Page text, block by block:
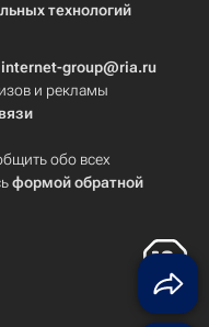
технологий
internet-group@ria.ru
и рекламы
обо всех
формой обратной